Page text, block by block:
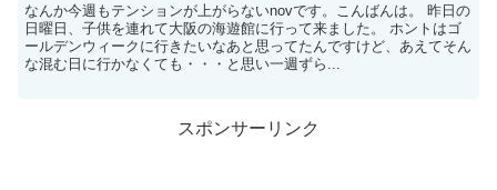
なんか今週もテンションが上がらないnovです。こんばんは。 昨日の
日曜日、子供を連れて大阪の海遊館に行って来ました。 ホントはゴ
ールデンウィークに行きたいなあと思ってたんですけど、あえてそん
な混む日に行かなくても・・・と思い一週ずら...
スポンサーリンク